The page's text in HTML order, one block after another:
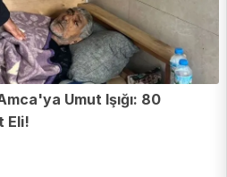
Umut Işığı: 80
Eli!